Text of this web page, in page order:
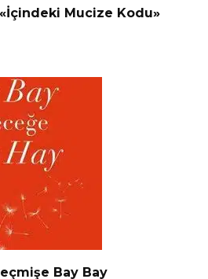
Mucize Kodu»
Bay Bay